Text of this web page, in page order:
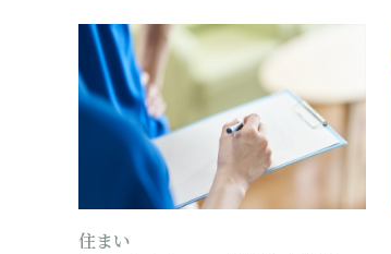
住まい